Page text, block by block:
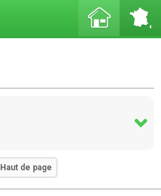
Haut de page